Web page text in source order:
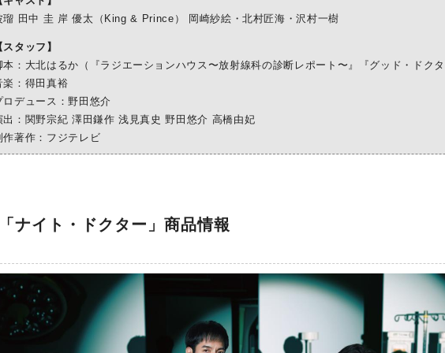
瑠 ⽥中 圭 岸 優太（King & Prince） 岡崎紗絵・北村匠海・沢村⼀樹
スタッフ】
本：⼤北はるか（『ラジエーションハウス〜放射線科の診断レポート〜』『グッド・ドク
楽：得⽥真裕
ロデュース：野⽥悠介
出：関野宗紀 澤⽥鎌作 浅⾒真史 野⽥悠介 ⾼橋由妃
作著作：フジテレビ
「ナイト・ドクター」商品情報